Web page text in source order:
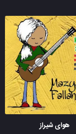
هوای شیراز